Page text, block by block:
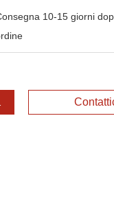
10-15 giorni